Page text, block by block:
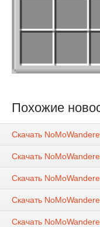
Похожие
Скачать
Скачать
Скачать
Скачать
Скачать